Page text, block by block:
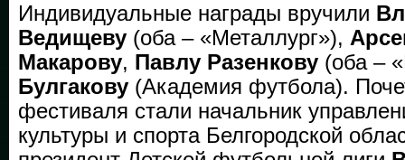
Индивидуальные награды вручили
Ведищеву (оба – «Металлург»),
Макарову, Павлу Разенкову (оба –
Булгакову (Академия футбола).
фестиваля стали начальник
культуры и спорта Белгородской